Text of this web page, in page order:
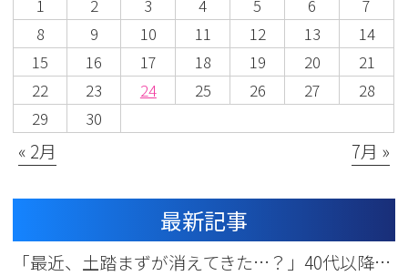
1 2 3 4 5 6
7
8
9 10 11 12 13
14
15
16 17 18 19 20
21
22
23 24 25 26 27
28
29
30
« 2月 7月 »
最新記事
「最近、土踏まずが消えてきた…？」40代以降に急増する大人の扁平足（成人期扁平足）の正体と、脚の痛みを長引かせないための治療法